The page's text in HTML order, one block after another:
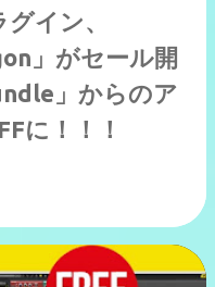
イン、
」がセール開
」からのア
に！！！